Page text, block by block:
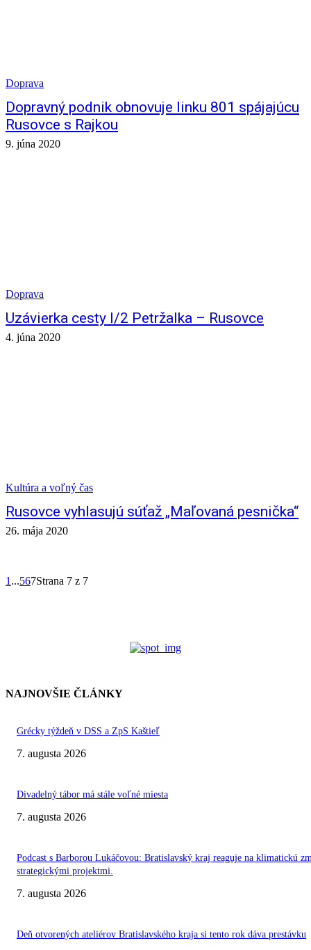
Doprava
Dopravný podnik obnovuje linku 801 spájajúcu
Rusovce s Rajkou
9. júna 2020
Doprava
Uzávierka cesty I/2 Petržalka – Rusovce
4. júna 2020
Kultúra a voľný čas
Rusovce vyhlasujú súťaž „Maľovaná pesnička“
26. mája 2020
1 ...567Strana 7 z 7
NAJNOVŠIE ČLÁNKY
Grécky týždeň v DSS a ZpS Kaštieľ
7. augusta 2026
Divadelný tábor má stále voľné miesta
7. augusta 2026
Podcast s Barborou Lukáčovou: Bratislavský kraj reaguje na klimatickú
strategickými projektmi.
7. augusta 2026
Deň otvorených ateliérov Bratislavského kraja si tento rok dáva prestávku